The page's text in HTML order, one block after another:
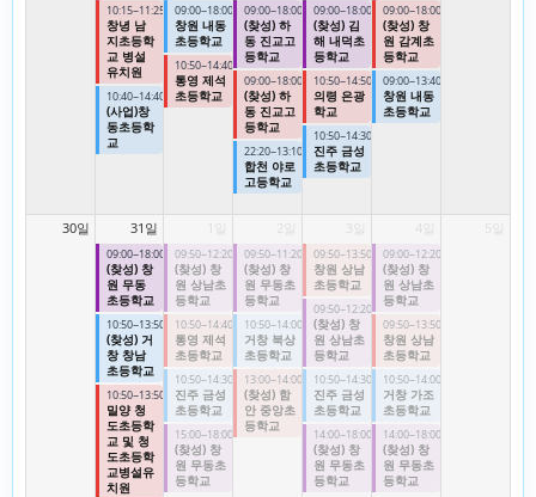
10:15~11:25
창녕 남
지초등학
교 병설
유치원
10:40~14:40
(사업)창
동초등학
교
09:00~18:00
창원 내동
초등학교
10:50~14:40
통영 제석
초등학교
09:00~18:00
(찾성) 하
동 진교고
등학교
09:00~18:00
(찾성) 하
동 진교고
등학교
22:20~13:10
합천 야로
고등학교
09:00~18:00
(찾성) 김
해 내덕초
등학교
10:50~14:50
의령 은광
학교
10:50~14:30
진주 금성
초등학교
09:00~18:00
(찾성) 창
원 감계초
등학교
09:00~13:40
창원 내동
초등학교
30일 31일
09:00~18:00
(찾성) 창
원 무동
초등학교
10:50~13:50
(찾성) 거
창 창남
초등학교
10:50~13:50
밀양 청
도초등학
교 및 청
도초등학
교병설유
치원
09:50~12:20
(찾성) 창
원 상남초
등학교
10:50~14:40
통영 제석
초등학교
10:50~14:30
진주 금성
초등학교
15:00~18:00
(찾성) 창
원 무동초
등학교
09:50~11:20
(찾성) 창
원 무동초
등학교
10:50~14:00
거창 북상
초등학교
13:00~14:00
(찾성) 함
안 중앙초
등학교
09:50~13:50
창원 상남
초등학교
09:50~12:20
(찾성) 창
원 상남초
등학교
10:50~14:30
진주 금성
초등학교
14:00~18:00
(찾성) 창
원 무동초
등학교
09:00~12:20
(찾성) 창
원 상남초
등학교
09:50~13:50
창원 상남
초등학교
10:50~14:00
거창 가조
초등학교
14:00~18:00
(찾성) 창
원 무동초
등학교